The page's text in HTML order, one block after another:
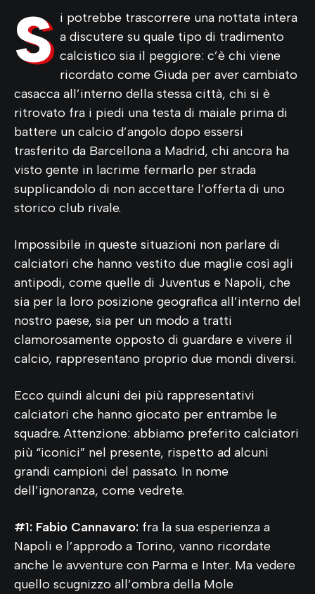
S i potrebbe trascorrere una nottata intera
a discutere su quale tipo di tradimento
calcistico sia il peggiore: c’è chi viene
ricordato come Giuda per aver cambiato
casacca all’interno della stessa città, chi si è
ritrovato fra i piedi una testa di maiale prima di
battere un calcio d’angolo dopo essersi
trasferito da Barcellona a Madrid, chi ancora ha
visto gente in lacrime fermarlo per strada
supplicandolo di non accettare l’offerta di uno
storico club rivale.
Impossibile in queste situazioni non parlare di
calciatori che hanno vestito due maglie così agli
antipodi, come quelle di Juventus e Napoli, che
sia per la loro posizione geografica all’interno del
nostro paese, sia per un modo a tratti
clamorosamente opposto di guardare e vivere il
calcio, rappresentano proprio due mondi diversi.
Ecco quindi alcuni dei più rappresentativi
calciatori che hanno giocato per entrambe le
squadre. Attenzione: abbiamo preferito calciatori
più “iconici” nel presente, rispetto ad alcuni
grandi campioni del passato. In nome
dell’ignoranza, come vedrete.
#1: Fabio Cannavaro: fra la sua esperienza a
Napoli e l’approdo a Torino, vanno ricordate
anche le avventure con Parma e Inter. Ma vedere
quello scugnizzo all’ombra della Mole